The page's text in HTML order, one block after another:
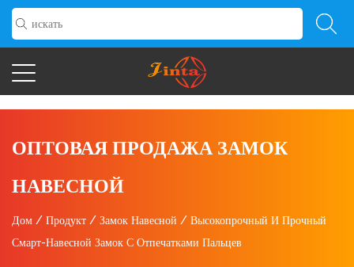
ОПТОВАЯ ПРОДАЖА ЗАМОК
НАВЕСНОЙ
Дом / Продукт / Замок Навесной / Высокопрочный И Прочный
Смарт-Навесной Замок С Отпечатками Пальцев